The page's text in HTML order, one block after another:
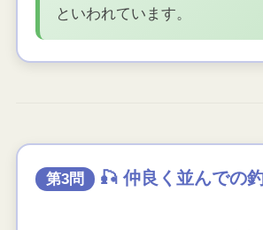
といわれています。
第3問 🎣 仲良く並んでの